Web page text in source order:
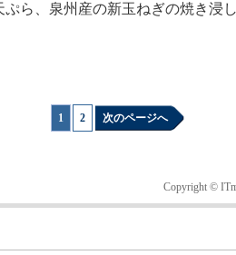
ら、泉州産の新玉ねぎの焼き浸
1 2 次のページへ
Copyright ©